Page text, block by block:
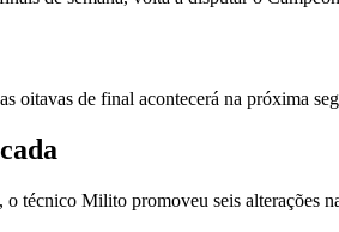
oitavas de final acontecerá na próxima
o técnico Milito promoveu seis